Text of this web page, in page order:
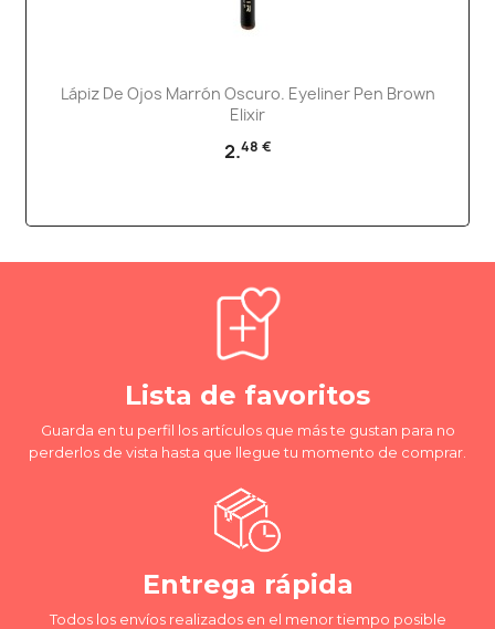
Lápiz De Ojos Marrón Oscuro. Eyeliner Pen Brown
Elixir
2.48 €
Lista de favoritos
Guarda en tu perfil los artículos que más te gustan para no
perderlos de vista hasta que llegue tu momento de comprar.
Entrega rápida
Todos los envíos realizados en el menor tiempo posible